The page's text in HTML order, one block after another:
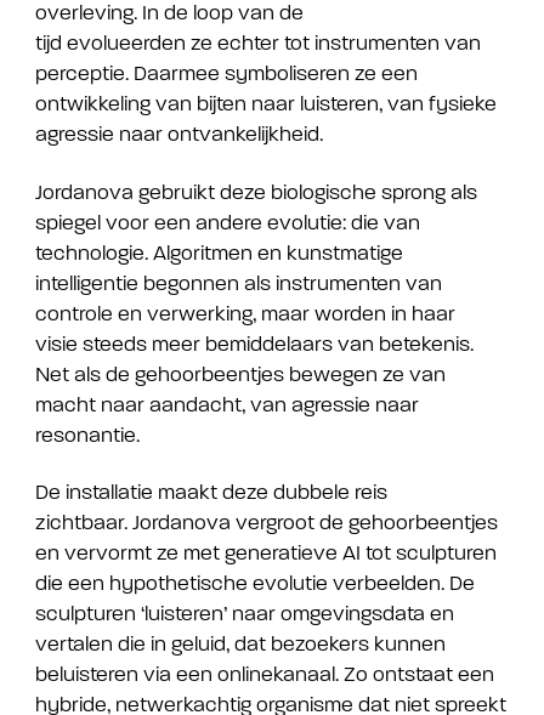
overleving. In de loop van de
tijd evolueerden ze echter tot instrumenten van
perceptie. Daarmee symboliseren ze een
ontwikkeling van bijten naar luisteren, van fysieke
agressie naar ontvankelijkheid.
Jordanova gebruikt deze biologische sprong als
spiegel voor een andere evolutie: die van
technologie. Algoritmen en kunstmatige
intelligentie begonnen als instrumenten van
controle en verwerking, maar worden in haar
visie steeds meer bemiddelaars van betekenis.
Net als de gehoorbeentjes bewegen ze van
macht naar aandacht, van agressie naar
resonantie.
De installatie maakt deze dubbele reis
zichtbaar. Jordanova vergroot de gehoorbeentjes
en vervormt ze met generatieve AI tot sculpturen
die een hypothetische evolutie verbeelden. De
sculpturen ‘luisteren’ naar omgevingsdata en
vertalen die in geluid, dat bezoekers kunnen
beluisteren via een onlinekanaal. Zo ontstaat een
hybride, netwerkachtig organisme dat niet spreekt